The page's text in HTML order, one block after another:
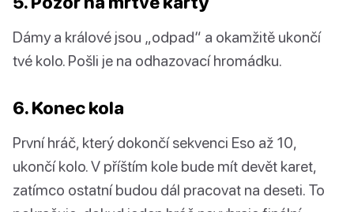
Dámy a králové jsou „odpad“ a okamžitě ukončí
tvé kolo. Pošli je na odhazovací hromádku.
6. Konec kola
První hráč, který dokončí sekvenci Eso až 10,
ukončí kolo. V příštím kole bude mít devět karet,
zatímco ostatní budou dál pracovat na deseti. To